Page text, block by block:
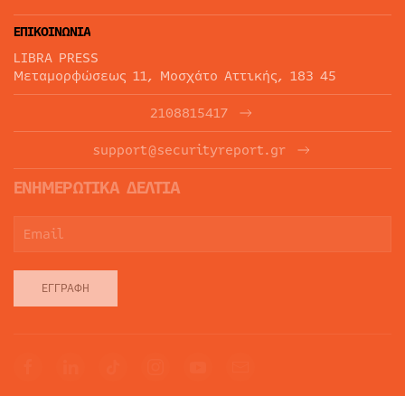
ΕΠΙΚΟΙΝΩΝΙΑ
LIBRA PRESS
Μεταμορφώσεως 11, Μοσχάτο Αττικής, 183 45
2108815417
support@securityreport.gr
ΕΝΗΜΕΡΩΤΙΚΑ ΔΕΛΤΙΑ
ΕΓΓΡΑΦΉ